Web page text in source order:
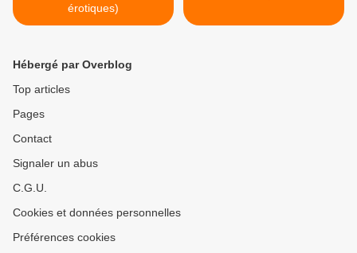
érotiques)
Hébergé par Overblog
Top articles
Pages
Contact
Signaler un abus
C.G.U.
Cookies et données personnelles
Préférences cookies